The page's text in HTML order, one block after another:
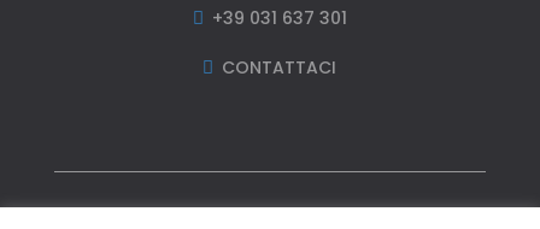
 +39 031 637 301
 CONTATTACI